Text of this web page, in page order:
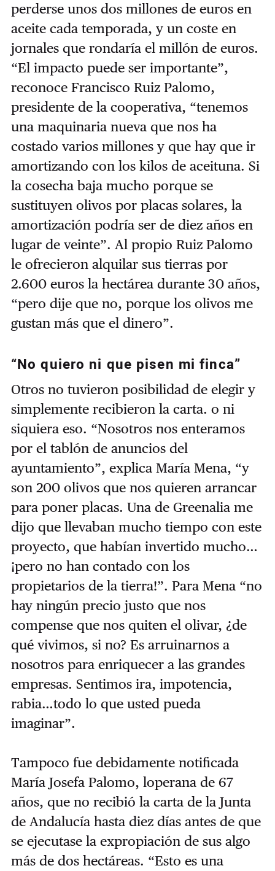
perderse unos dos millones de euros en
aceite cada temporada, y un coste en
jornales que rondaría el millón de euros.
“El impacto puede ser importante”,
reconoce Francisco Ruiz Palomo,
presidente de la cooperativa, “tenemos
una maquinaria nueva que nos ha
costado varios millones y que hay que ir
amortizando con los kilos de aceituna. Si
la cosecha baja mucho porque se
sustituyen olivos por placas solares, la
amortización podría ser de diez años en
lugar de veinte”. Al propio Ruiz Palomo
le ofrecieron alquilar sus tierras por
2.600 euros la hectárea durante 30 años,
“pero dije que no, porque los olivos me
gustan más que el dinero”.
“No quiero ni que pisen mi finca”
Otros no tuvieron posibilidad de elegir y
simplemente recibieron la carta. o ni
siquiera eso. “Nosotros nos enteramos
por el tablón de anuncios del
ayuntamiento”, explica María Mena, “y
son 200 olivos que nos quieren arrancar
para poner placas. Una de Greenalia me
dijo que llevaban mucho tiempo con este
proyecto, que habían invertido mucho…
¡pero no han contado con los
propietarios de la tierra!”. Para Mena “no
hay ningún precio justo que nos
compense que nos quiten el olivar, ¿de
qué vivimos, si no? Es arruinarnos a
nosotros para enriquecer a las grandes
empresas. Sentimos ira, impotencia,
rabia…todo lo que usted pueda
imaginar”.
Tampoco fue debidamente notificada
María Josefa Palomo, loperana de 67
años, que no recibió la carta de la Junta
de Andalucía hasta diez días antes de que
se ejecutase la expropiación de sus algo
más de dos hectáreas. “Esto es una